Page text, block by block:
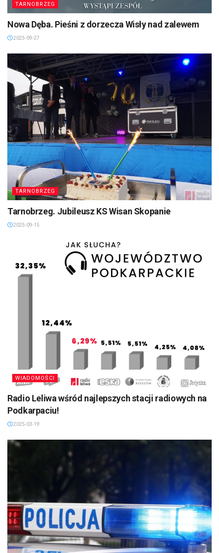
TARNOBRZEG
Nowa Dęba. Pieśni z dorzecza Wisły nad zalewem
2025-09-27
TARNOBRZEG
Tarnobrzeg. Jubileusz KS Wisan Skopanie
2025-09-15
WIADOMOŚCI
Radio Leliwa wśród najlepszych stacji radiowych na
Podkarpaciu!
2025-03-19